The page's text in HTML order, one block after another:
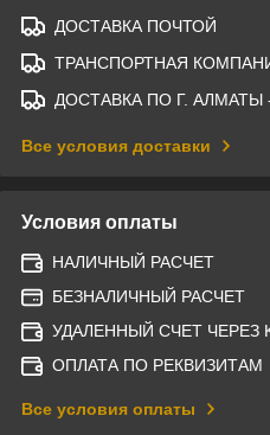
ДОСТАВКА ПОЧТОЙ
ТРАНСПОРТНАЯ
ДОСТАВКА ПО Г. АЛМАТЫ
Все условия доставки
Условия оплаты
НАЛИЧНЫЙ РАСЧЕТ
БЕЗНАЛИЧНЫЙ РАСЧЕТ
УДАЛЕННЫЙ СЧЕТ ЧЕРЕЗ
ОПЛАТА ПО РЕКВИЗИТАМ
Все условия оплаты